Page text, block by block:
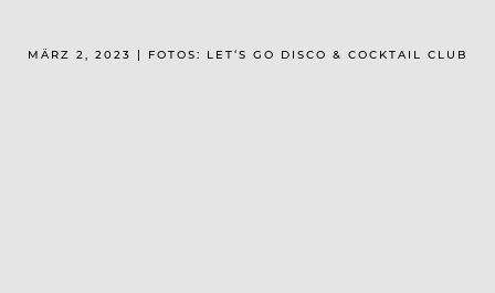
MÄRZ 2, 2023 | FOTOS: LET‘S GO DISCO & COCKTAIL CLUB